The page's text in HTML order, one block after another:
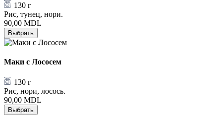
130 г
Рис, тунец, нори.
90,00 MDL
Выбрать
Маки с Лососем
130 г
Рис, нори, лосось.
90,00 MDL
Выбрать